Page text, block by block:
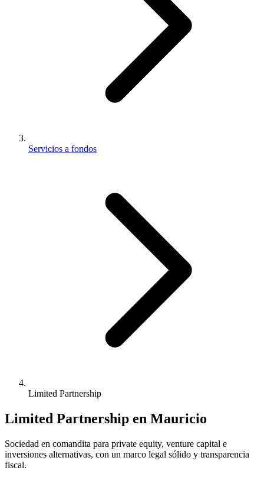
Servicios a fondos
Limited Partnership
Limited Partnership en Mauricio
Sociedad en comandita para private equity, venture capital e
inversiones alternativas, con un marco legal sólido y transparencia
fiscal.